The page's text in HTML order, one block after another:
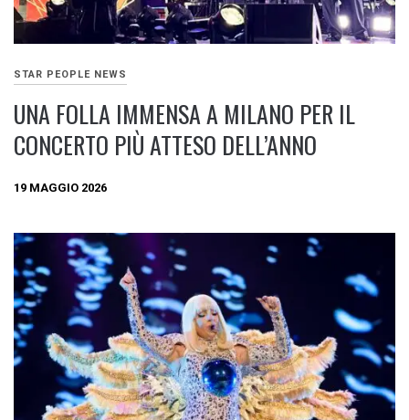
STAR PEOPLE NEWS
UNA FOLLA IMMENSA A MILANO PER IL
CONCERTO PIÙ ATTESO DELL’ANNO
19 MAGGIO 2026